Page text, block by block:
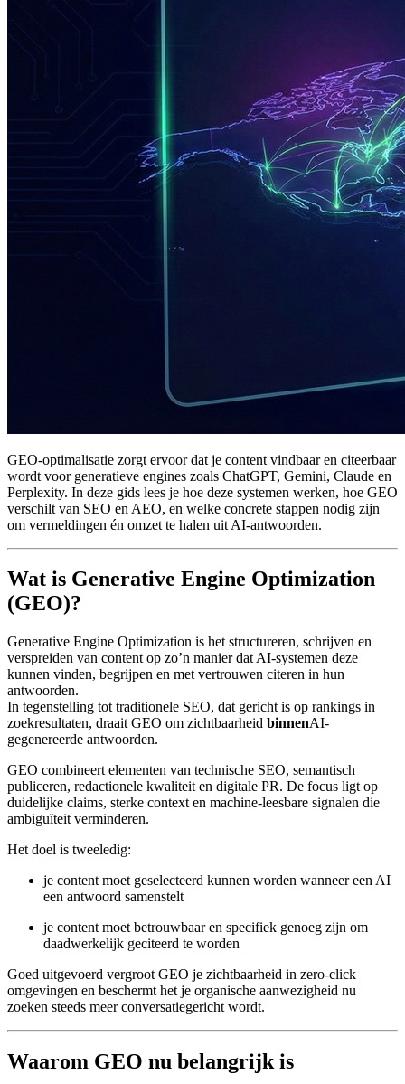
GEO-optimalisatie zorgt ervoor dat je content vindbaar en citeerbaar
wordt voor generatieve engines zoals ChatGPT, Gemini, Claude en
Perplexity. In deze gids lees je hoe deze systemen werken, hoe GEO
verschilt van SEO en AEO, en welke concrete stappen nodig zijn
om vermeldingen én omzet te halen uit AI-antwoorden.
Wat is Generative Engine Optimization
(GEO)?
Generative Engine Optimization is het structureren, schrijven en
verspreiden van content op zo’n manier dat AI-systemen deze
kunnen vinden, begrijpen en met vertrouwen citeren in hun
antwoorden.
In tegenstelling tot traditionele SEO, dat gericht is op rankings in
zoekresultaten, draait GEO om zichtbaarheid binnenAI-
gegenereerde antwoorden.
GEO combineert elementen van technische SEO, semantisch
publiceren, redactionele kwaliteit en digitale PR. De focus ligt op
duidelijke claims, sterke context en machine-leesbare signalen die
ambiguïteit verminderen.
Het doel is tweeledig:
je content moet geselecteerd kunnen worden wanneer een AI
een antwoord samenstelt
je content moet betrouwbaar en specifiek genoeg zijn om
daadwerkelijk geciteerd te worden
Goed uitgevoerd vergroot GEO je zichtbaarheid in zero-click
omgevingen en beschermt het je organische aanwezigheid nu
zoeken steeds meer conversatiegericht wordt.
Waarom GEO nu belangrijk is